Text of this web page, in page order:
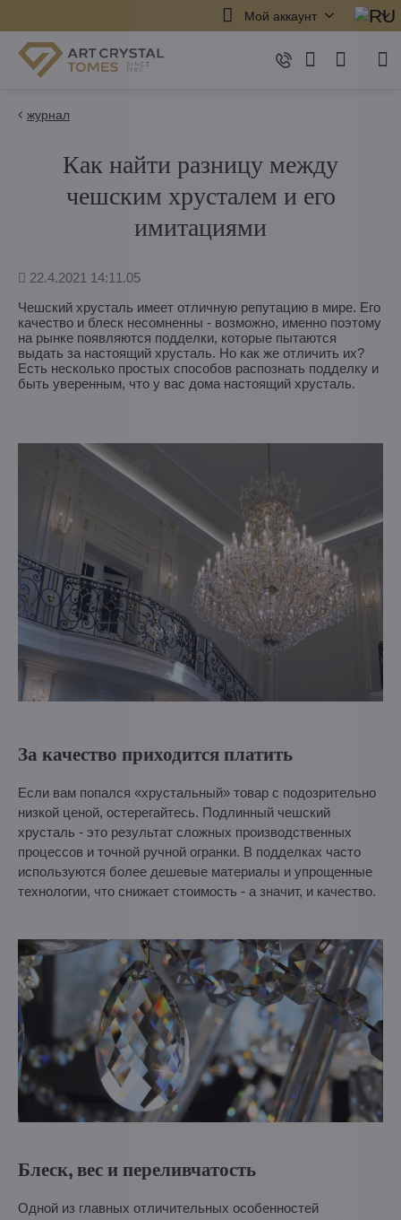
Мой аккаунт
журнал
Как найти разницу между
чешским хрусталем и его
имитациями
Дополнено
22.4.2021 14:11.05
Чешский хрусталь имеет отличную репутацию в мире. Его
качество и блеск несомненны - возможно, именно поэтому
на рынке появляются подделки, которые пытаются
выдать за настоящий хрусталь. Но как же отличить их?
Есть несколько простых способов распознать подделку и
быть уверенным, что у вас дома настоящий хрусталь.
За качество приходится платить
Если вам попался «хрустальный» товар с подозрительно
низкой ценой, остерегайтесь. Подлинный чешский
хрусталь - это результат сложных производственных
процессов и точной ручной огранки. В подделках часто
используются более дешевые материалы и упрощенные
технологии, что снижает стоимость - а значит, и качество.
Блеск, вес и переливчатость
Одной из главных отличительных особенностей